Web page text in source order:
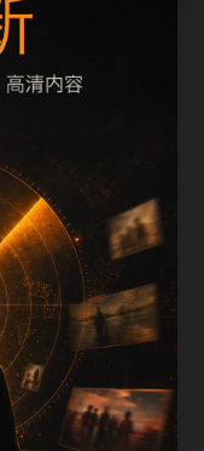
议继续执行远程
重和 description
页面，应通过不
关问题或专题入
面底部保留同类推
保证重要页面点击
可按用户搜索路
栏目还有哪些可继
一致。每次新增
canonical、主题